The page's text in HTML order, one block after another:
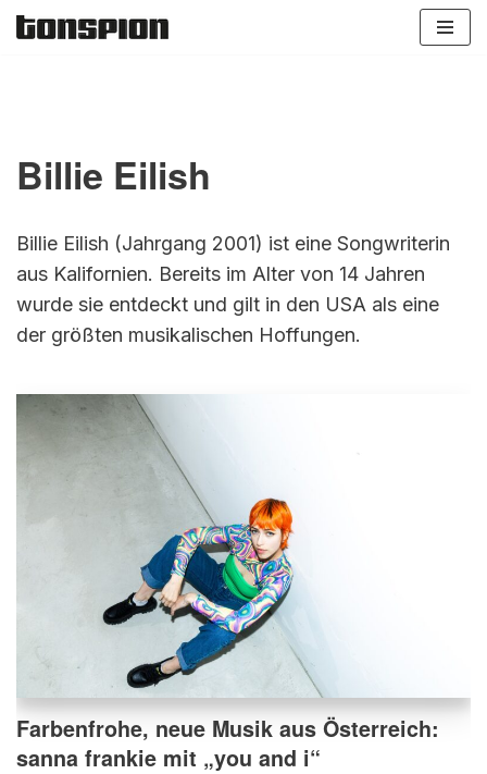
Billie Eilish
Billie Eilish (Jahrgang 2001) ist eine Songwriterin
aus Kalifornien. Bereits im Alter von 14 Jahren
wurde sie entdeckt und gilt in den USA als eine
der größten musikalischen Hoffungen.
Farbenfrohe, neue Musik aus Österreich:
sanna frankie mit „you and i“